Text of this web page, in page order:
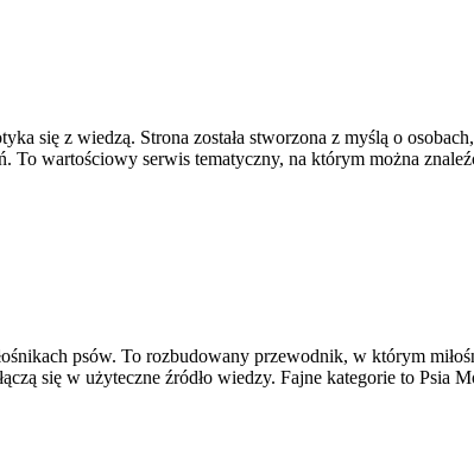
się z wiedzą. Strona została stworzona z myślą o
To wartościowy serwis tematyczny, na którym można
psów. To rozbudowany przewodnik, w którym
się w użyteczne źródło wiedzy. Fajne kategorie to Psia